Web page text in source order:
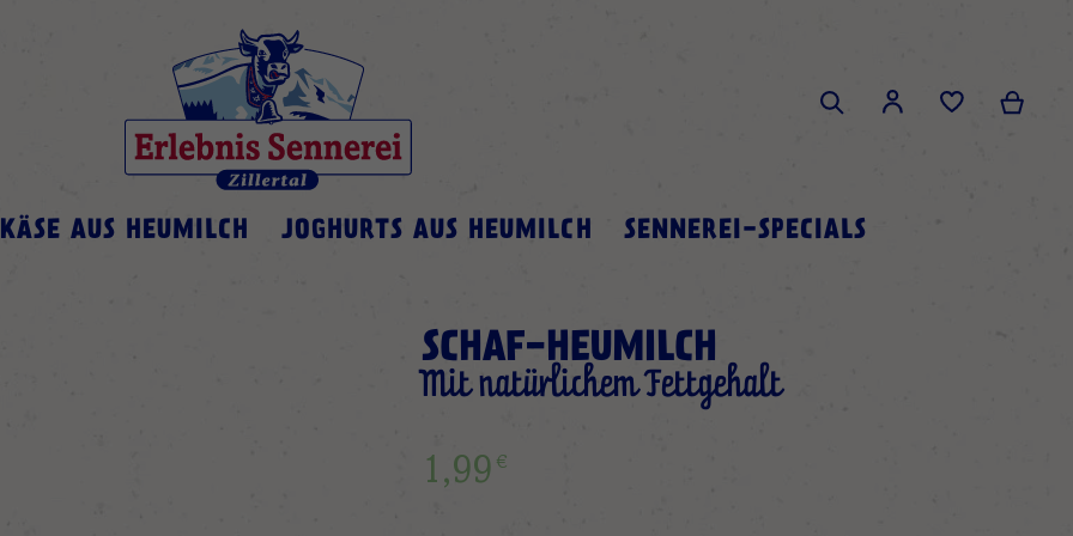
KÄSE AUS HEUMILCH JOGHURTS AUS HEUMILCH SENNEREI-SPECIALS
Search
Search
Mein Konto
SCHAF-HEUMILCH
Mit natürlichem Fettgehalt
1,99€